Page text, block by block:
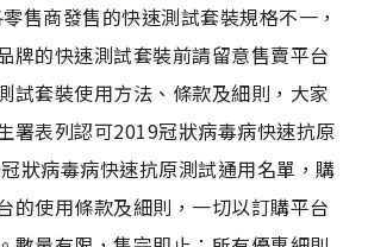
售商發售的快速測試套裝規格不一，
牌的快速測試套裝前請留意售賣平台
試套裝使用方法、條款及細則，大家
署表列認可2019冠狀病毒病快速抗原
狀病毒病快速抗原測試通用名單，購
的使用條款及細則，一切以訂購平台